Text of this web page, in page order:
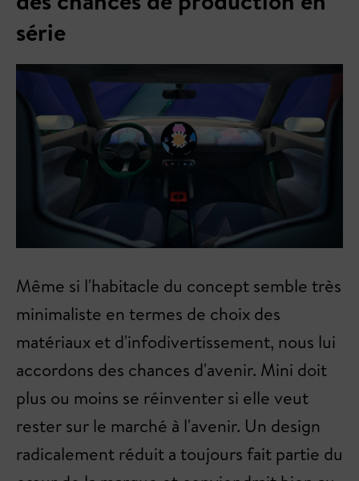
série
Même si l'habitacle du concept semble très
minimaliste en termes de choix des
matériaux et d'infodivertissement, nous lui
accordons des chances d'avenir. Mini doit
plus ou moins se réinventer si elle veut
rester sur le marché à l'avenir. Un design
radicalement réduit a toujours fait partie du